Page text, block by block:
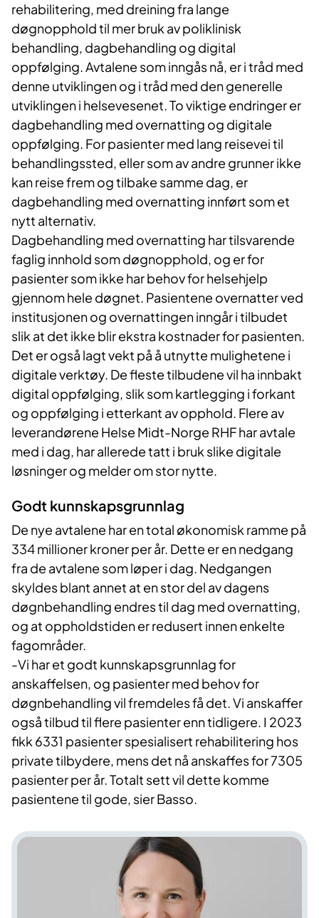
rehabilitering, med dreining fra lange
døgnopphold til mer bruk av poliklinisk
behandling, dagbehandling og digital
oppfølging. Avtalene som inngås nå, er i tråd med
denne utviklingen og i tråd med den generelle
utviklingen i helsevesenet. To viktige endringer er
dagbehandling med overnatting og digitale
oppfølging. For pasienter med lang reisevei til
behandlingssted, eller som av andre grunner ikke
kan reise frem og tilbake samme dag, er
dagbehandling med overnatting innført som et
nytt alternativ.
Dagbehandling med overnatting har tilsvarende
faglig innhold som døgnopphold, og er for
pasienter som ikke har behov for helsehjelp
gjennom hele døgnet. Pasientene overnatter ved
institusjonen og overnattingen inngår i tilbudet
slik at det ikke blir ekstra kostnader for pasienten.
Det er også lagt vekt på å utnytte mulighetene i
digitale verktøy. De fleste tilbudene vil ha innbakt
digital oppfølging, slik som kartlegging i forkant
og oppfølging i etterkant av opphold. Flere av
leverandørene Helse Midt-Norge RHF har avtale
med i dag, har allerede tatt i bruk slike digitale
løsninger og melder om stor nytte.
Godt kunnskapsgrunnlag
De nye avtalene har en total økonomisk ramme på
334 millioner kroner per år. Dette er en nedgang
fra de avtalene som løper i dag. Nedgangen
skyldes blant annet at en stor del av dagens
døgnbehandling endres til dag med overnatting,
og at oppholdstiden er redusert innen enkelte
fagområder.
-Vi har et godt kunnskapsgrunnlag for
anskaffelsen, og pasienter med behov for
døgnbehandling vil fremdeles få det. Vi anskaffer
også tilbud til flere pasienter enn tidligere. I 2023
fikk 6331 pasienter spesialisert rehabilitering hos
private tilbydere, mens det nå anskaffes for 7305
pasienter per år. Totalt sett vil dette komme
pasientene til gode, sier Basso.